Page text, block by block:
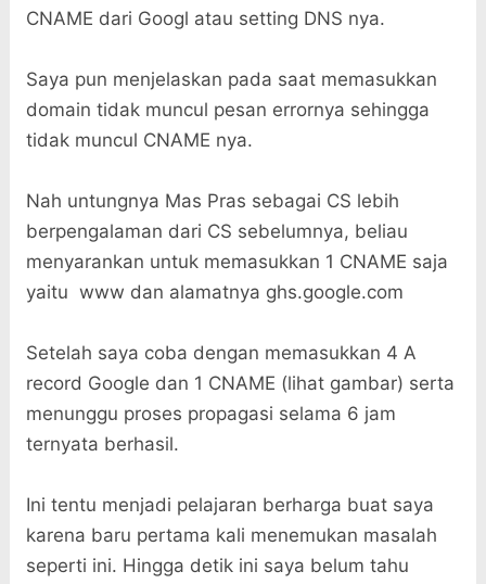
CNAME dari Googl atau setting DNS nya.
Saya pun menjelaskan pada saat memasukkan
domain tidak muncul pesan errornya sehingga
tidak muncul CNAME nya.
Nah untungnya Mas Pras sebagai CS lebih
berpengalaman dari CS sebelumnya, beliau
menyarankan untuk memasukkan 1 CNAME saja
yaitu www dan alamatnya ghs.google.com
Setelah saya coba dengan memasukkan 4 A
record Google dan 1 CNAME (lihat gambar) serta
menunggu proses propagasi selama 6 jam
ternyata berhasil.
Ini tentu menjadi pelajaran berharga buat saya
karena baru pertama kali menemukan masalah
seperti ini. Hingga detik ini saya belum tahu